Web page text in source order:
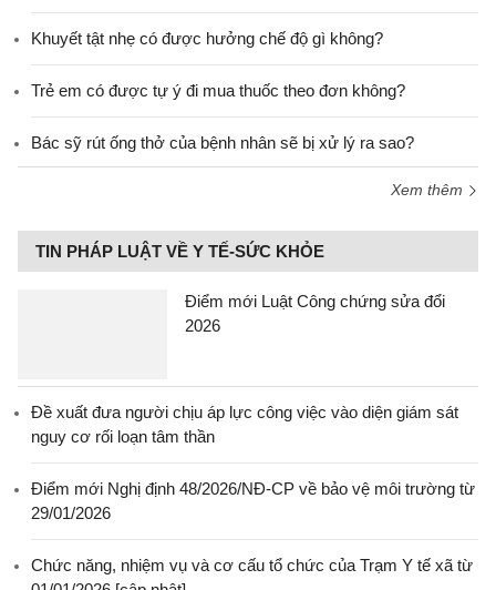
Khuyết tật nhẹ có được hưởng chế độ gì không?
Trẻ em có được tự ý đi mua thuốc theo đơn không?
Bác sỹ rút ống thở của bệnh nhân sẽ bị xử lý ra sao?
Xem thêm
TIN PHÁP LUẬT VỀ Y TẾ-SỨC KHỎE
Điểm mới Luật Công chứng sửa đổi
2026
Đề xuất đưa người chịu áp lực công việc vào diện giám sát
nguy cơ rối loạn tâm thần
Điểm mới Nghị định 48/2026/NĐ-CP về bảo vệ môi trường từ
29/01/2026
Chức năng, nhiệm vụ và cơ cấu tổ chức của Trạm Y tế xã từ